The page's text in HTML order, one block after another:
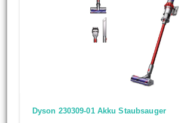
Dyson 230309-01 Akku Staubsauger